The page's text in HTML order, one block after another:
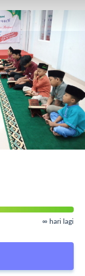
∞ hari lagi